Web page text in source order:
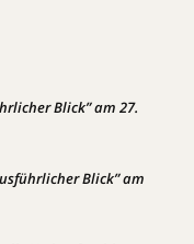
Blick” am 27.
Blick” am